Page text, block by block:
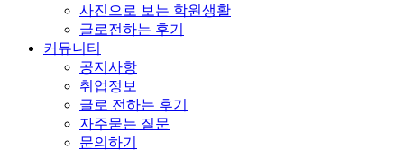
사진으로 보는 학원생활
글로전하는 후기
커뮤니티
공지사항
취업정보
글로 전하는 후기
자주묻는 질문
문의하기